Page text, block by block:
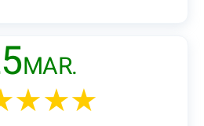
MAR.